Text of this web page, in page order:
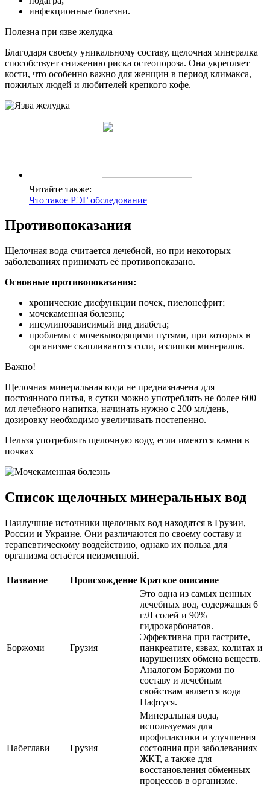
инфекционные болезни.
Полезна при язве желудка
Благодаря своему уникальному составу, щелочная минералка
способствует снижению риска остеопороза. Она укрепляет
кости, что особенно важно для женщин в период климакса,
пожилых людей и любителей крепкого кофе.
Читайте также:
Что такое РЭГ обследование
Противопоказания
Щелочная вода считается лечебной, но при некоторых
заболеваниях принимать её противопоказано.
Основные противопоказания:
хронические дисфункции почек, пиелонефрит;
мочекаменная болезнь;
инсулинозависимый вид диабета;
проблемы с мочевыводящими путями, при которых в
организме скапливаются соли, излишки минералов.
Важно!
Щелочная минеральная вода не предназначена для
постоянного питья, в сутки можно употреблять не более 600
мл лечебного напитка, начинать нужно с 200 мл/день,
дозировку необходимо увеличивать постепенно.
Нельзя употреблять щелочную воду, если имеются камни в
почках
Список щелочных минеральных вод
Наилучшие источники щелочных вод находятся в Грузии,
России и Украине. Они различаются по своему составу и
терапевтическому воздействию, однако их польза для
организма остаётся неизменной.
Название Происхождение Краткое описание
Боржоми Грузия
Это одна из самых ценных
лечебных вод, содержащая 6
г/Л солей и 90%
гидрокарбонатов.
Эффективна при гастрите,
панкреатите, язвах, колитах и
нарушениях обмена веществ.
Аналогом Боржоми по
составу и лечебным
свойствам является вода
Нафтуся.
Набеглави Грузия
Минеральная вода,
используемая для
профилактики и улучшения
состояния при заболеваниях
ЖКТ, а также для
восстановления обменных
процессов в организме.